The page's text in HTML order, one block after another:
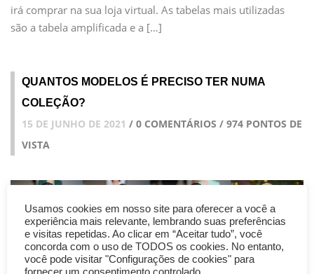
irá comprar na sua loja virtual. As tabelas mais utilizadas
são a tabela amplificada e a […]
QUANTOS MODELOS É PRECISO TER NUMA
COLEÇÃO?
15 DE JUNHO DE 2021 / 0 COMENTÁRIOS / 974 PONTOS DE
VISTA
Usamos cookies em nosso site para oferecer a você a
experiência mais relevante, lembrando suas preferências
e visitas repetidas. Ao clicar em “Aceitar tudo”, você
concorda com o uso de TODOS os cookies. No entanto,
você pode visitar "Configurações de cookies" para
fornecer um consentimento controlado..